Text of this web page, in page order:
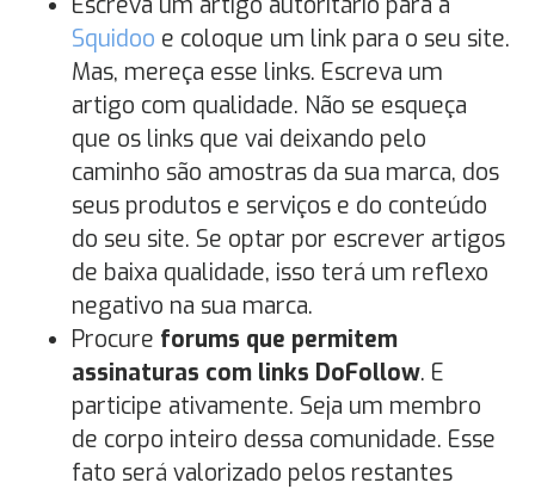
Squidoo e coloque um link para o seu site.
Mas, mereça esse links. Escreva um
artigo com qualidade. Não se esqueça
que os links que vai deixando pelo
caminho são amostras da sua marca, dos
seus produtos e serviços e do conteúdo
do seu site. Se optar por escrever artigos
de baixa qualidade, isso terá um reflexo
negativo na sua marca.
Procure forums que permitem
assinaturas com links DoFollow. E
participe ativamente. Seja um membro
de corpo inteiro dessa comunidade. Esse
fato será valorizado pelos restantes